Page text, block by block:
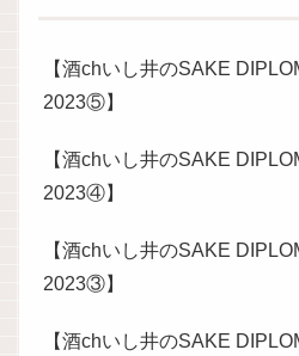
【酒chいし井のSAKE
2023⑤】
【酒chいし井のSAKE
2023④】
【酒chいし井のSAKE
2023③】
【酒chいし井のSAKE